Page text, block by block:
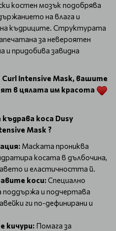
костен мозък подобрява
на влага и
къдриците. Структурата
за невероятен
и придобива завидна
Intensive Mask, вашите
в цялата им красота
коса Dusy
Mask ?
Маската прониква
косата в дълбочина,
и еластичността й.
коси:Специално
поддържа и подчертава
ги по-дефинирани и
кичури: Помага за